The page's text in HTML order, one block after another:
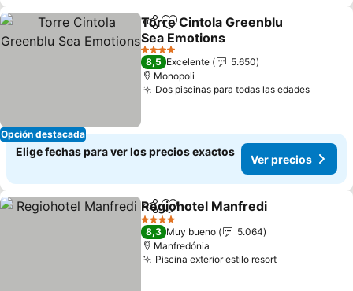
Opción destacada
Compartir
Agregar a favoritos
Torre Cintola Greenblu
Sea Emotions
4 Estrellas
8,5 Excelente
5.650
Monopoli
Dos piscinas para todas las edades
Elige fechas para ver los precios exactos
Ver precios
CompartirAgregar a favoritos
Regiohotel Manfredi
4 Estrellas
8,3 Muy bueno
5.064
Manfredónia
Piscina exterior estilo resort